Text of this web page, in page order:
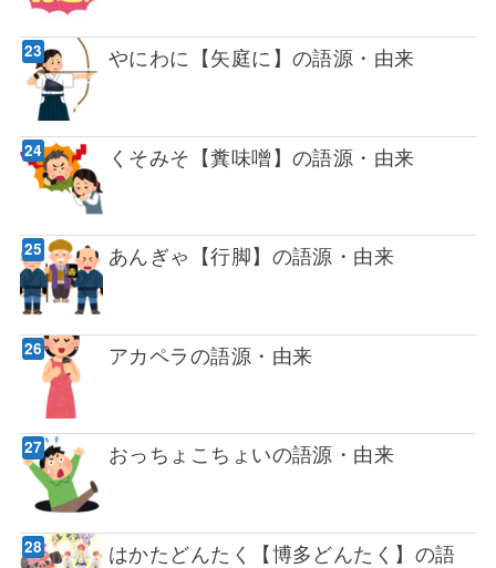
やにわに【矢庭に】の語源・由来
くそみそ【糞味噌】の語源・由来
あんぎゃ【行脚】の語源・由来
アカペラの語源・由来
おっちょこちょいの語源・由来
はかたどんたく【博多どんたく】の語